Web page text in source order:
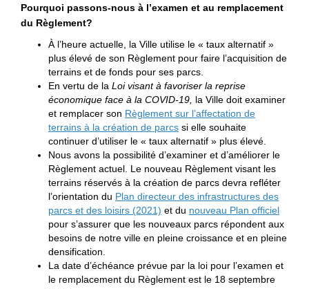
Pourquoi passons-nous à l’examen et au remplacement
du Règlement?
À l’heure actuelle, la Ville utilise le « taux alternatif »
plus élevé de son Règlement pour faire l’acquisition de
terrains et de fonds pour ses parcs.
En vertu de la Loi visant à favoriser la reprise
économique face à la COVID-19, la Ville doit examiner
et remplacer son Règlement sur l’affectation de
terrains à la création de parcs(Liens externes)
si elle souhaite
continuer d’utiliser le « taux alternatif » plus élevé.
Nous avons la possibilité d’examiner et d’améliorer le
Règlement actuel. Le nouveau Règlement visant les
terrains réservés à la création de parcs devra refléter
l’orientation du Plan directeur des infrastructures des
parcs et des loisirs (2021) et du nouveau Plan officiel
pour s’assurer que les nouveaux parcs répondent aux
besoins de notre ville en pleine croissance et en pleine
densification.
La date d’échéance prévue par la loi pour l’examen et
le remplacement du Règlement est le 18 septembre